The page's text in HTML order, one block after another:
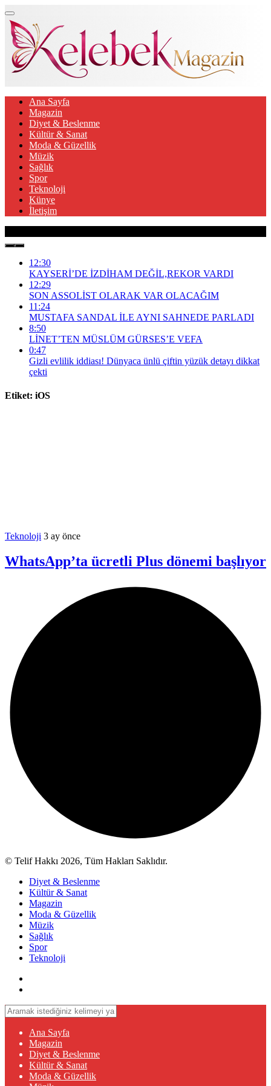
Ana Sayfa
Magazin
Diyet & Beslenme
Kültür & Sanat
Moda & Güzellik
Müzik
Sağlık
Spor
Teknoloji
Künye
İletişim
12:30
KAYSERİ’DE İZDİHAM DEĞİL,REKOR VARDI
12:29
SON ASSOLİST OLARAK VAR OLACAĞIM
11:24
MUSTAFA SANDAL İLE AYNI SAHNEDE PARLADI
8:50
LİNET’TEN MÜSLÜM GÜRSES’E VEFA
0:47
Gizli evlilik iddiası! Dünyaca ünlü çiftin yüzük detayı dikkat
çekti
Etiket: iOS
Teknoloji 3 ay önce
WhatsApp’ta ücretli Plus dönemi başlıyor
© Telif Hakkı 2026, Tüm Hakları Saklıdır.
Diyet & Beslenme
Kültür & Sanat
Magazin
Moda & Güzellik
Müzik
Sağlık
Spor
Teknoloji
Ana Sayfa
Magazin
Diyet & Beslenme
Kültür & Sanat
Moda & Güzellik